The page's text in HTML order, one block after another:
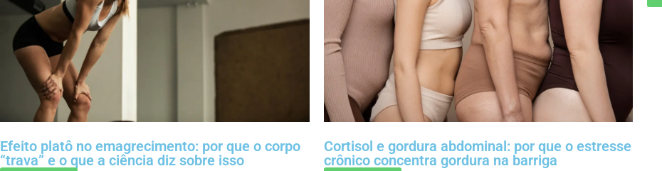
Efeito platô no emagrecimento: por que o corpo
“trava” e o que a ciência diz sobre isso
Cortisol e gordura abdominal: por que o estresse
crônico concentra gordura na barriga